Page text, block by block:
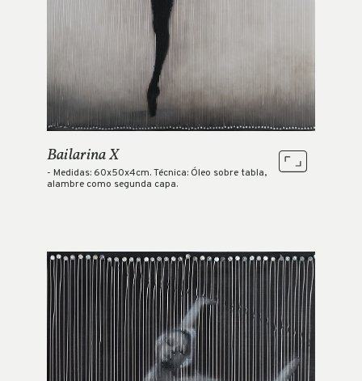
Bailarina X
- Medidas: 60x50x4cm. Técnica: Óleo sobre tabla,
alambre como segunda capa.